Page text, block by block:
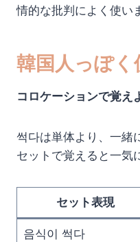
情的な批判によく使い
韓国人っぽく
コロケーションで覚え
썩다は単体より、一緒
セットで覚えると一気
セット表現
음식이 썩다